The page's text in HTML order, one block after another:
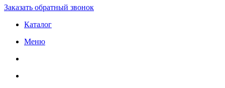
Заказать обратный звонок
Каталог
Меню